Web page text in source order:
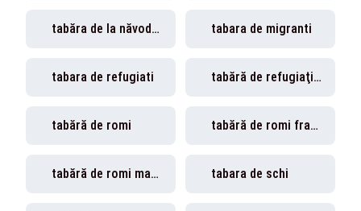
tabăra de la năvodari tabara de migranti
tabara de refugiati tabără de refugiaţi siria
tabără de romi tabără de romi franţa
tabără de romi marsilia tabara de schi